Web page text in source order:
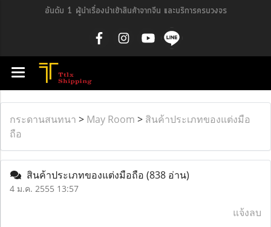
อันดับ 1 ผู้นำเรื่องนำเข้าสินค้าจากจีน และบริการครบวงจร
กระดานสนทนา > May Room > สินค้าประเภทของแต่งมือ
ถือ
สินค้าประเภทของแต่งมือถือ (838 อ่าน)
4 ม.ค. 2555 13:57
แจ้งลบ